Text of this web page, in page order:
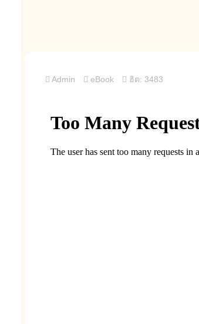
Admin eBook ฮิต: 3483